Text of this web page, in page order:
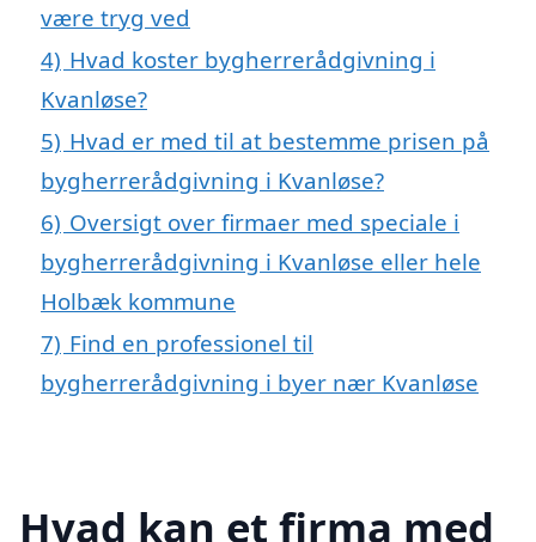
være tryg ved
4) Hvad koster bygherrerådgivning i
Kvanløse?
5) Hvad er med til at bestemme prisen på
bygherrerådgivning i Kvanløse?
6) Oversigt over firmaer med speciale i
bygherrerådgivning i Kvanløse eller hele
Holbæk kommune
7) Find en professionel til
bygherrerådgivning i byer nær Kvanløse
Hvad kan et firma med